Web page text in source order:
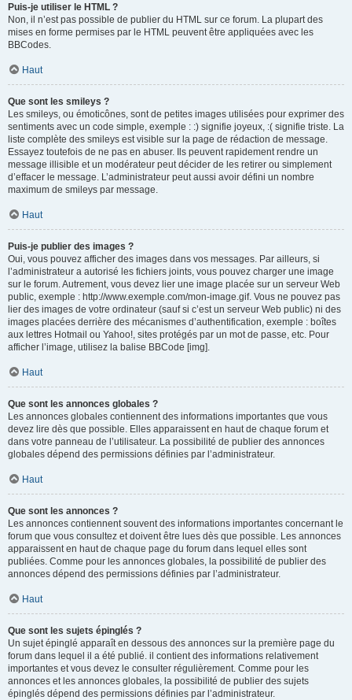
Puis-je utiliser le HTML ?
Non, il n’est pas possible de publier du HTML sur ce forum. La plupart des
mises en forme permises par le HTML peuvent être appliquées avec les
BBCodes.
Haut
Que sont les smileys ?
Les smileys, ou émoticônes, sont de petites images utilisées pour exprimer des
sentiments avec un code simple, exemple : :) signifie joyeux, :( signifie triste. La
liste complète des smileys est visible sur la page de rédaction de message.
Essayez toutefois de ne pas en abuser. Ils peuvent rapidement rendre un
message illisible et un modérateur peut décider de les retirer ou simplement
d’effacer le message. L’administrateur peut aussi avoir défini un nombre
maximum de smileys par message.
Haut
Puis-je publier des images ?
Oui, vous pouvez afficher des images dans vos messages. Par ailleurs, si
l’administrateur a autorisé les fichiers joints, vous pouvez charger une image
sur le forum. Autrement, vous devez lier une image placée sur un serveur Web
public, exemple : http://www.exemple.com/mon-image.gif. Vous ne pouvez pas
lier des images de votre ordinateur (sauf si c’est un serveur Web public) ni des
images placées derrière des mécanismes d’authentification, exemple : boîtes
aux lettres Hotmail ou Yahoo!, sites protégés par un mot de passe, etc. Pour
afficher l’image, utilisez la balise BBCode [img].
Haut
Que sont les annonces globales ?
Les annonces globales contiennent des informations importantes que vous
devez lire dès que possible. Elles apparaissent en haut de chaque forum et
dans votre panneau de l’utilisateur. La possibilité de publier des annonces
globales dépend des permissions définies par l’administrateur.
Haut
Que sont les annonces ?
Les annonces contiennent souvent des informations importantes concernant le
forum que vous consultez et doivent être lues dès que possible. Les annonces
apparaissent en haut de chaque page du forum dans lequel elles sont
publiées. Comme pour les annonces globales, la possibilité de publier des
annonces dépend des permissions définies par l’administrateur.
Haut
Que sont les sujets épinglés ?
Un sujet épinglé apparaît en dessous des annonces sur la première page du
forum dans lequel il a été publié. il contient des informations relativement
importantes et vous devez le consulter régulièrement. Comme pour les
annonces et les annonces globales, la possibilité de publier des sujets
épinglés dépend des permissions définies par l’administrateur.